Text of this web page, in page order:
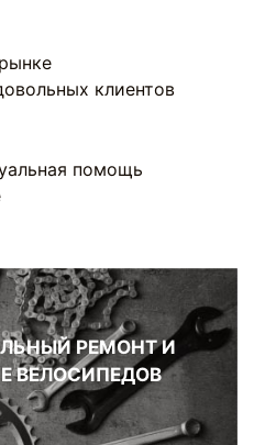
клиентов
помощь
РЕМОНТ И
ВЕЛОСИПЕДОВ